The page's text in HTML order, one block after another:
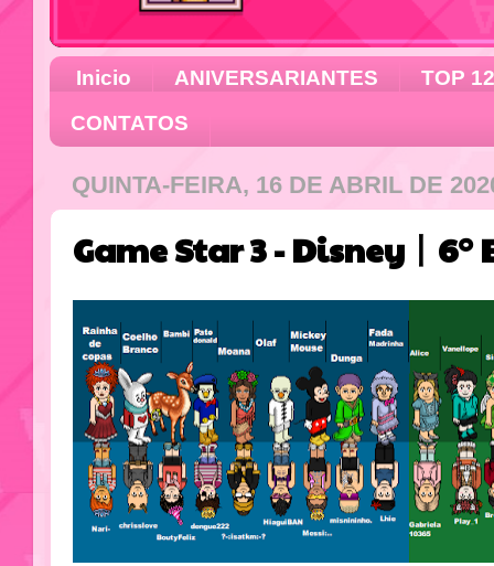
Inicio ANIVERSARIANTES
TOP 12
CONTATOS
QUINTA-FEIRA, 16 DE ABRIL DE
Game Star 3 - Disney丨6°